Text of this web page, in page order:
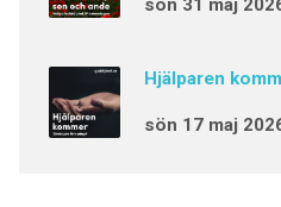
sön 31 maj
Hjälparen
sön 17 maj